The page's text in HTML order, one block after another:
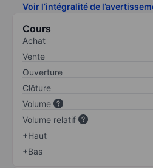
Voir l’intégralité de
Cours
Achat
Vente
Ouverture
Clôture
Volume
Volume relatif
+Haut
+Bas